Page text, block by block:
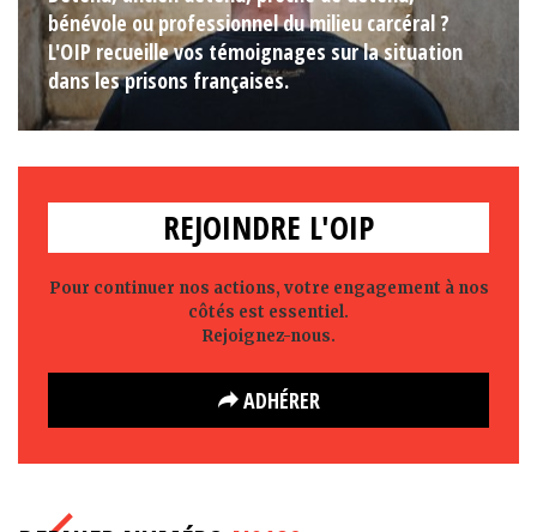
bénévole ou professionnel du milieu carcéral ?
L'OIP recueille vos témoignages sur la situation
dans les prisons françaises.
REJOINDRE L'OIP
Pour continuer nos actions, votre engagement à nos
côtés est essentiel.
Rejoignez-nous.
ADHÉRER